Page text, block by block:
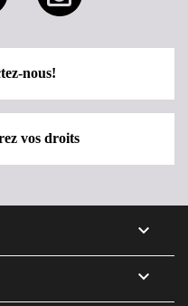
nous!
vos droits

